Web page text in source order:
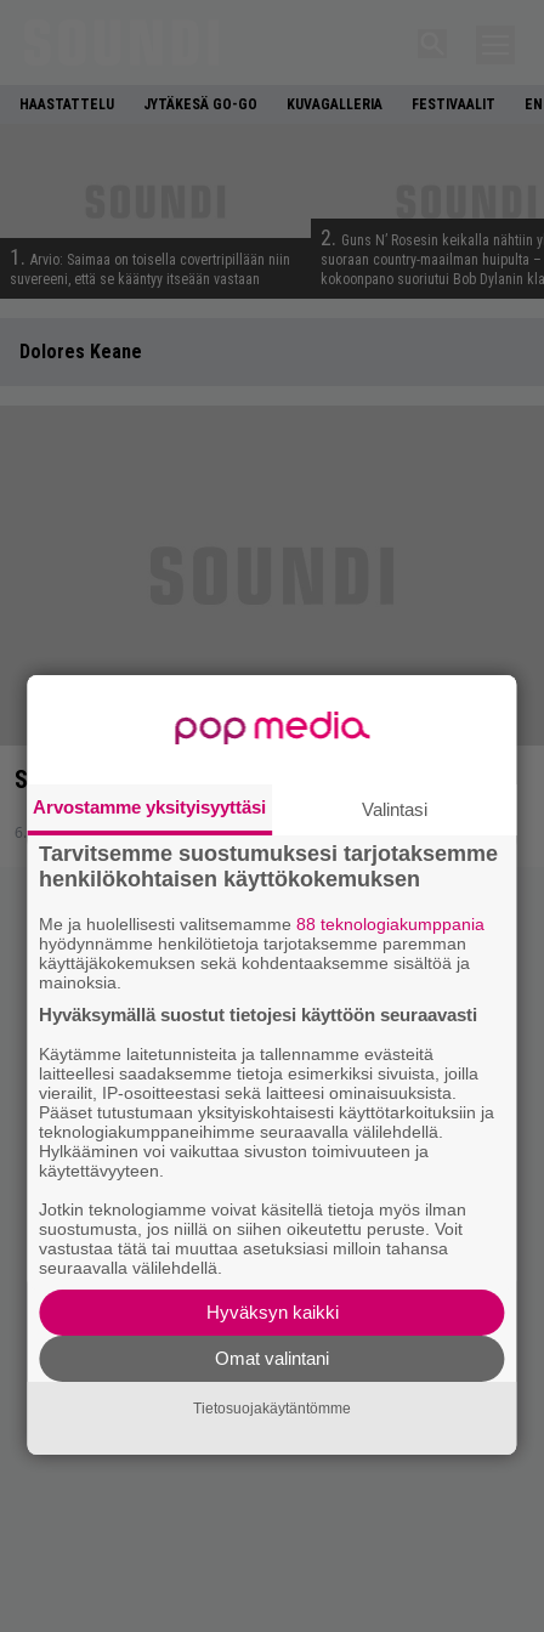
HAASTATTELU JYTÄKESÄ GO-GO KUVAGALLERIA FESTIVAALIT
1. Arvio: Saimaa on toisella covertripillään niin
suvereeni, että se kääntyy itseään vastaan
2. Guns N’ Rosesin keikalla nähtiin
suoraan country-maailman huipulta
kokoonpano suoriutui Bob Dylanin
Dolores Keane
Soittolista: Lepää rauhassa, Nelson Mandela
6.12.2013 19:17
Arvostamme yksityisyyttäsi Valintasi
Tarvitsemme suostumuksesi tarjotaksemme
henkilökohtaisen käyttökokemuksen
Me ja huolellisesti valitsemamme88 teknologiakumppania
hyödynnämme henkilötietoja tarjotaksemme paremman
käyttäjäkokemuksen sekä kohdentaaksemme sisältöä ja
mainoksia.
Hyväksymällä suostut tietojesi käyttöön seuraavasti
Käytämme laitetunnisteita ja tallennamme evästeitä
laitteellesi saadaksemme tietoja esimerkiksi sivuista, joilla
vierailit, IP-osoitteestasi sekä laitteesi ominaisuuksista.
Pääset tutustumaan yksityiskohtaisesti käyttötarkoituksiin ja
teknologiakumppaneihimme seuraavalla välilehdellä.
Hylkääminen voi vaikuttaa sivuston toimivuuteen ja
käytettävyyteen.
Jotkin teknologiamme voivat käsitellä tietoja myös ilman
suostumusta, jos niillä on siihen oikeutettu peruste. Voit
vastustaa tätä tai muuttaa asetuksiasi milloin tahansa
seuraavalla välilehdellä.
Hyväksyn kaikki
Omat valintani
Tietosuojakäytäntömme